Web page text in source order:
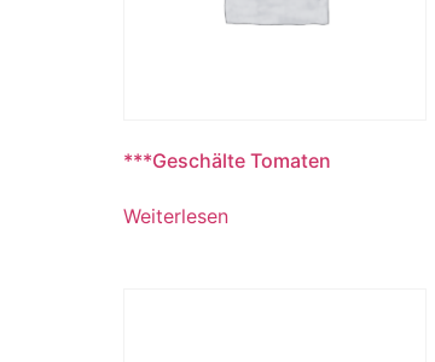
***Geschälte Tomaten
Weiterlesen